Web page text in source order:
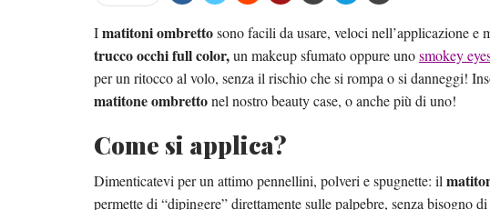
Imatitoni ombrettosono facili da usare, veloci nell’applicazione e
trucco occhi full color,un makeup sfumato oppure unosmokey
per un ritocco al volo, senza il rischio che si rompa o si danneggi!
matitone ombrettonel nostro beauty case, o anche più di uno!
Come si applica?
Dimenticatevi per un attimo pennellini, polveri e spugnette: il
permette di “dipingere” direttamente sulle palpebre, senza bisogno